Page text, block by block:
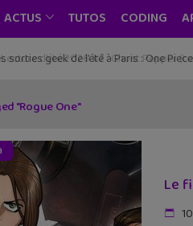
ACTUS TUTOS CODING
sorties geek de l’été à Paris : One
"Rogue One"
Le